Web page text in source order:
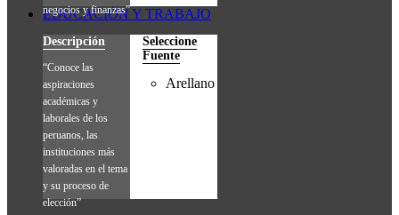
negocios y finanzas”
EDUCACIÓN Y TRABAJO
Descripción
“Conoce las
aspiraciones
académicas y
laborales de los
peruanos, las
instituciones más
valoradas en el tema
y su proceso de
elección”
Seleccione
Fuente
Arellano